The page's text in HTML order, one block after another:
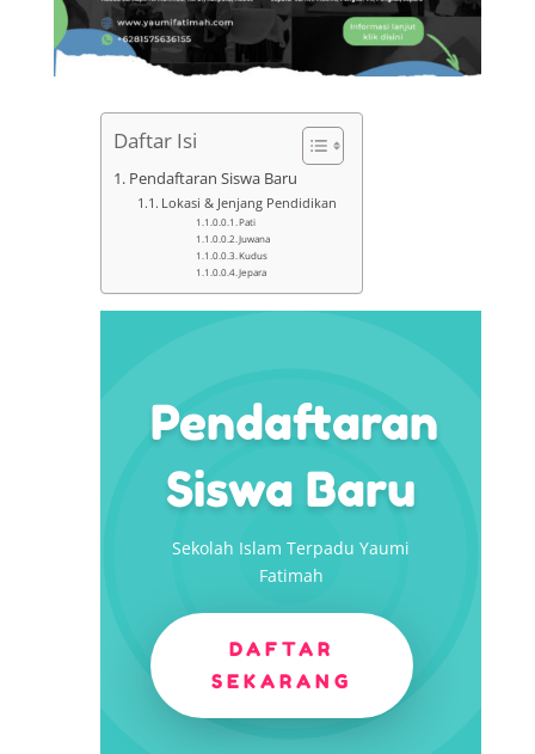
Daftar Isi
Pendaftaran Siswa Baru
Lokasi & Jenjang Pendidikan
Pati
Juwana
Kudus
Jepara
Pendaftaran
Siswa Baru
Sekolah Islam Terpadu Yaumi
Fatimah
DAFTAR
SEKARANG